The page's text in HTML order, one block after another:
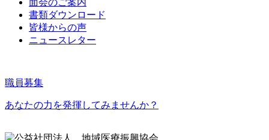
書類ダウンロード
皆様からの声
ニュースレター
職員募集
あなたの力を発揮してみませんか？